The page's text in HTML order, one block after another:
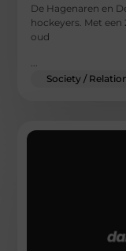
De Hagenaren en
hockeyers. Met een
oud
Society /